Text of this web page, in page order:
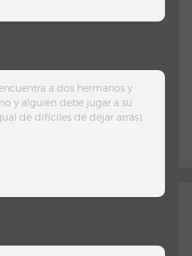
a dos hermanos y
y alguien debe jugar a su
de difíciles de dejar atrás).